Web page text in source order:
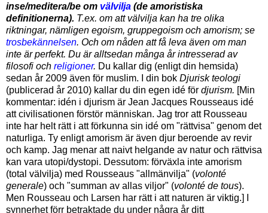
inse/meditera/be om välvilja (de amoristiska
definitionerna). T.ex. om att välvilja kan ha tre olika
riktningar, nämligen egoism, gruppegoism och amorism; se
trosbekännelsen. Och om nåden att få leva även om man
inte är perfekt. Du är alltsedan många år intresserad av
filosofi och religioner. Du kallar dig (enligt din hemsida)
sedan år 2009 även för muslim. I din bok Djurisk teologi
(publicerad år 2010) kallar du din egen idé för djurism. [Min
kommentar: idén i djurism är Jean Jacques Rousseaus idé
att civilisationen förstör människan. Jag tror att Rousseau
inte har helt rätt i att förkunna sin idé om "rättvisa" genom det
naturliga. Ty enligt amorism är även djur beroende av revir
och kamp. Jag menar att naivt helgande av natur och rättvisa
kan vara utopi/dystopi. Dessutom: förväxla inte amorism
(total välvilja) med Rousseaus "allmänvilja" (volonté
generale) och "summan av allas viljor" (volonté de tous).
Men Rousseau och Larsen har rätt i att naturen är viktig.] I
synnerhet förr betraktade du under några år ditt